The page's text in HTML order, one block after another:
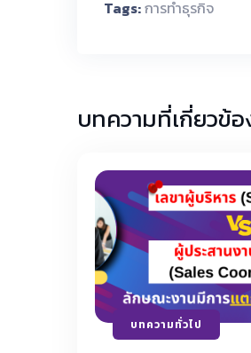
Tags:การทำธุรกิจ
บทความที่เกี่ยวข้อ
บทความทั่วไป